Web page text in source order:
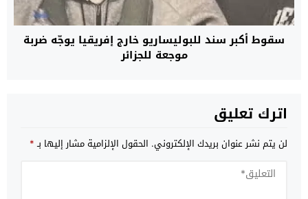
سقوط أكبر سند للبوليساريو خارج إفريقيا يوجّه ضربة
موجعة للجزائر
اترك تعليق
لن يتم نشر عنوان بريدك الإلكتروني. الحقول الإلزامية مشار إليها بـ*